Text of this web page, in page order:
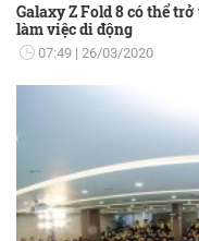
Galaxy Z Fold 8 có thể
làm việc di động
07:49 26/03/2020